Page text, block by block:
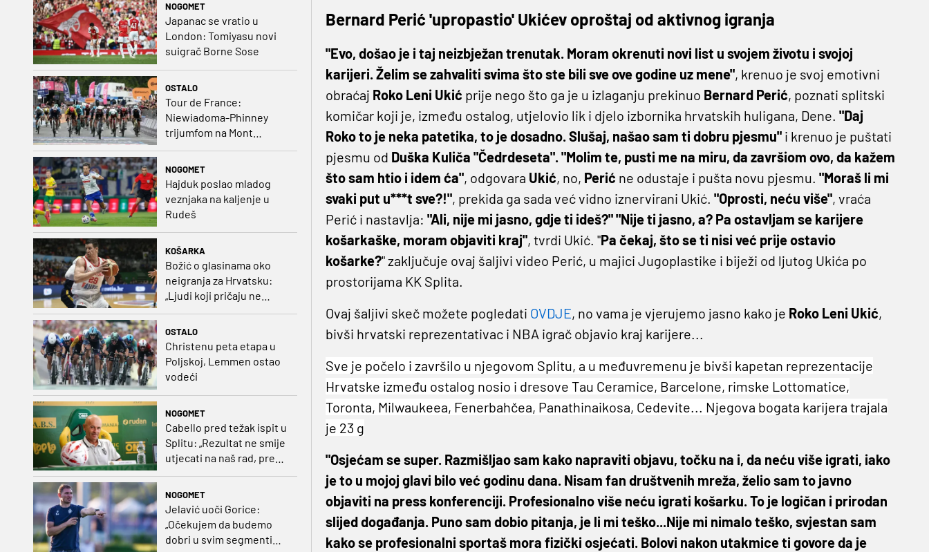
NOGOMET
Japanac se vratio u
London: Tomiyasu novi
suigrač Borne Sose
OSTALO
Tour de France:
Niewiadoma-Phinney
trijumfom na Mont
Ventoux preuzela žutu
NOGOMET
Hajduk poslao mladog
veznjaka na kaljenje u
Rudeš
KOŠARKA
Božić o glasinama oko
neigranja za Hrvatsku:
„Ljudi koji pričaju ne
dušebrižnika“
OSTALO
Christenu peta etapa u
Poljskoj, Lemmen ostao
vodeći
NOGOMET
Cabello pred težak ispit u
Splitu: „Rezultat ne smije
utjecati na naš rad, pred
nama je dugo prvenstvo“
NOGOMET
Jelavić uoči Gorice:
„Očekujem da budemo
dobri u svim segmentima
Bernard Perić 'upropastio' Ukićev oproštaj od aktivnog igranja
"Evo, došao je i taj neizbježan trenutak. Moram okrenuti novi list u svojem životu i svojoj
karijeri. Želim se zahvaliti svima što ste bili sve ove godine uz mene", krenuo je svoj emotivni
obraćaj Roko Leni Ukić prije nego što ga je u izlaganju prekinuo Bernard Perić, poznati splitski
komičar koji je, između ostalog, utjelovio lik i djelo izbornika hrvatskih huligana, Dene. "Daj
Roko to je neka patetika, to je dosadno. Slušaj, našao sam ti dobru pjesmu"i krenuo je puštati
pjesmu od Duška Kuliča "Čedrdeseta". "Molim te, pusti me na miru, da završiom ovo, da kažem
što sam htio i idem ća", odgovara Ukić, no, Perić ne odustaje i pušta novu pjesmu. "Moraš li mi
svaki put u***t sve?!", prekida ga sada već vidno iznervirani Ukić. "Oprosti, neću više", vraća
Perić i nastavlja: "Ali, nije mi jasno, gdje ti ideš?" "Nije ti jasno, a? Pa ostavljam se karijere
košarkaške, moram objaviti kraj", tvrdi Ukić. "Pa čekaj, što se ti nisi već prije ostavio
košarke?" zaključuje ovaj šaljivi video Perić, u majici Jugoplastike i biježi od ljutog Ukića po
prostorijama KK Splita.
Ovaj šaljivi skeč možete pogledati OVDJE, no vama je vjerujemo jasno kako je Roko Leni Ukić,
bivši hrvatski reprezentativac i NBA igrač objavio kraj karijere...
Sve je počelo i završilo u njegovom Splitu, a u međuvremenu je bivši kapetan reprezentacije
Hrvatske između ostalog nosio i dresove Tau Ceramice, Barcelone, rimske Lottomatice,
Toronta, Milwaukeea, Fenerbahčea, Panathinaikosa, Cedevite... Njegova bogata karijera trajala
je 23 g
"Osjećam se super. Razmišljao sam kako napraviti objavu, točku na i, da neću više igrati, iako
je to u mojoj glavi bilo već godinu dana. Nisam fan društvenih mreža, želio sam to javno
objaviti na press konferenciji. Profesionalno više neću igrati košarku. To je logičan i prirodan
slijed događanja. Puno sam dobio pitanja, je li mi teško...Nije mi nimalo teško, svjestan sam
kako se profesionalni sportaš mora fizički osjećati. Bolovi nakon utakmice ti govore da je